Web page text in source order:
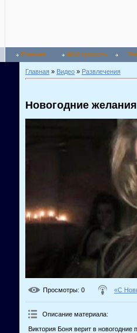
Главная Мой профиль
Главная » Видео » Развлечения
Новогодние
Просмотры: 0 «С
Описание материала:
Виктория Боня верит в новогодние